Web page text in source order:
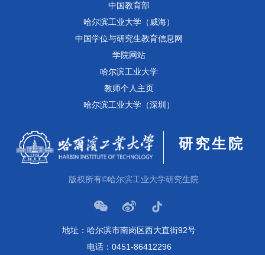
中国教育部
哈尔滨工业大学（威海）
中国学位与研究生教育信息网
学院网站
哈尔滨工业大学
教师个人主页
哈尔滨工业大学（深圳）
研究生院
版权所有©哈尔滨工业大学研究生院
地址：哈尔滨市南岗区西大直街92号
电话：0451-86412296